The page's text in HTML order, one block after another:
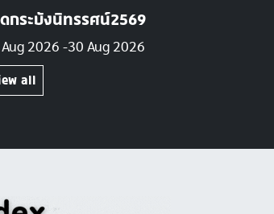
Discovery Workshop 2026
กระบังนิทรรศน์2569
2026 30 Aug 2026
all